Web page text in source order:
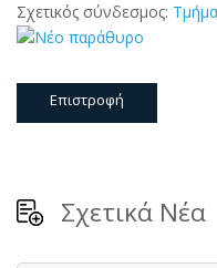
Σχετικός σύνδεσμος:
Επιστροφή
Σχετικά Νέα